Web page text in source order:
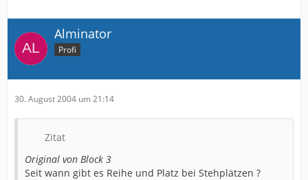
Alminator
Profi
30. August 2004 um 21:14
Zitat
Original von Block 3
Seit wann gibt es Reihe und Platz bei Stehplätzen ?